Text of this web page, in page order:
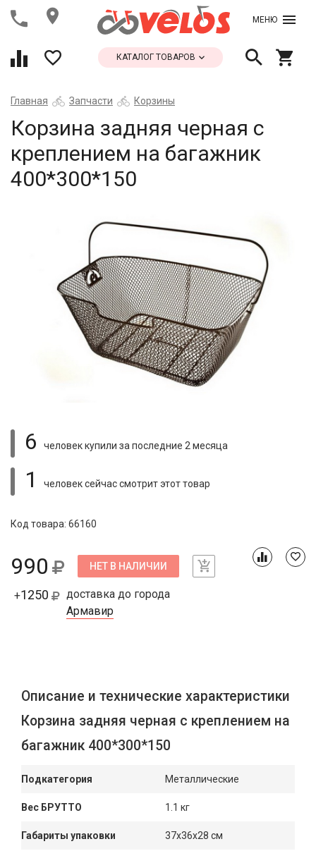
МЕНЮ
КАТАЛОГ ТОВАРОВ
Главная Запчасти Корзины
Корзина задняя черная с
креплением на багажник
400*300*150
6 человек купили за последние 2 месяца
1 человек сейчас смотритэтот товар
Код товара: 66160
990 НЕТ В НАЛИЧИИ
+1250
доставка до города
Армавир
Описание и технические характеристики
Корзина задняя черная с креплением на
багажник 400*300*150
Подкатегория Металлические
Вес БРУТТО 1.1 кг
Габариты упаковки 37x36x28 см